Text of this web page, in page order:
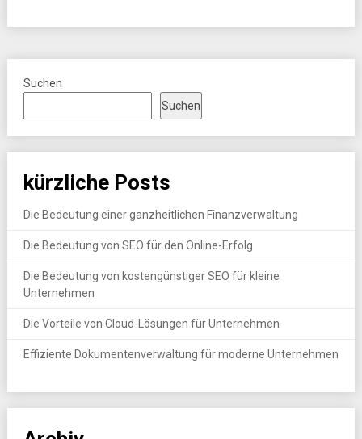
Suchen
Suchen
kürzliche Posts
Die Bedeutung einer ganzheitlichen Finanzverwaltung
Die Bedeutung von SEO für den Online-Erfolg
Die Bedeutung von kostengünstiger SEO für kleine
Unternehmen
Die Vorteile von Cloud-Lösungen für Unternehmen
Effiziente Dokumentenverwaltung für moderne Unternehmen